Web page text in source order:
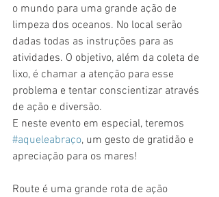
o mundo para uma grande ação de
limpeza dos oceanos. No local serão
dadas todas as instruções para as
atividades. O objetivo, além da coleta de
lixo, é chamar a atenção para esse
problema e tentar conscientizar através
de ação e diversão.
E neste evento em especial, teremos
#aqueleabraço, um gesto de gratidão e
apreciação para os mares!
Route é uma grande rota de ação